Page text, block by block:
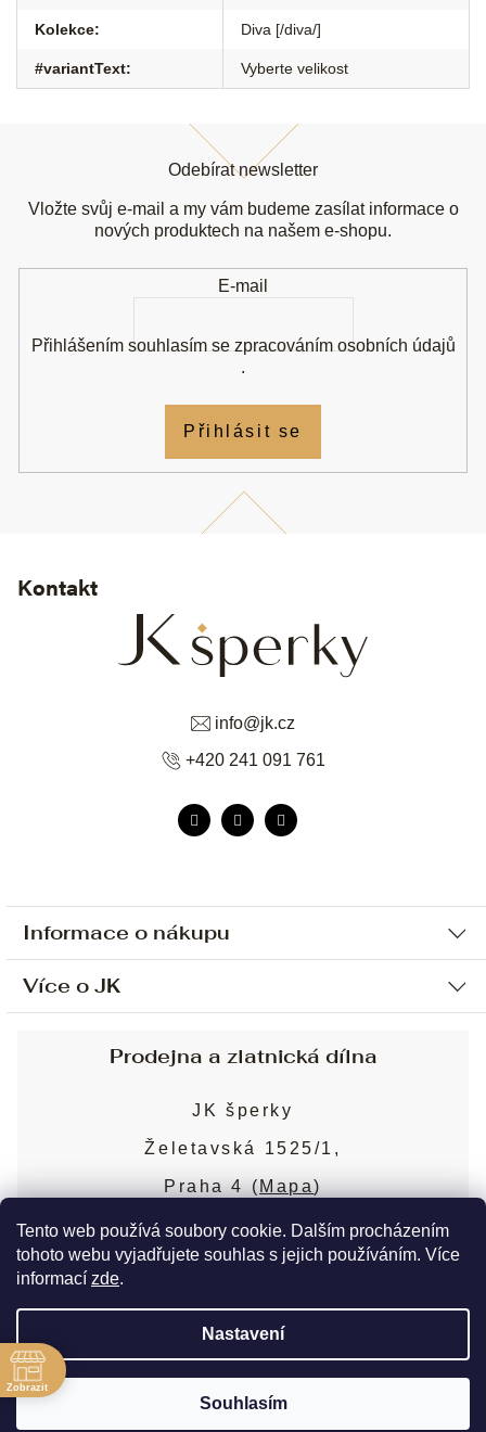
Tento web používá soubory cookie. Dalším procházením
tohoto webu vyjadřujete souhlas s jejich používáním. Více
informací zde.
Nastavení
Souhlasím
Kolekce: Diva [/diva/]
#variantText: Vyberte velikost
Informace o nákupu
Ochrana osobních údajů
Sjednání osobní schůzky
Obchodní podmínky
Puncovní značky
Více o JK
Blog
Nejčastější dotazy
Kontakt
info@jk.cz
+420 241 091 761
Odebírat newsletter
Vložte svůj e-mail a my vám budeme zasílat informace o
nových produktech na našem e-shopu.
E-mail
Přihlášením souhlasím se zpracováním osobních údajů
.
Přihlásit se
Prodejna a zlatnická dílna
JK šperky
Želetavská 1525/1,
Praha 4 ( Mapa)
Více o prodejně
Copyright 2026JK šperky. Všechna práva
vyhrazena. Upravit nastavení cookies
Vytvořil Shoptet Premium
Zobrazit